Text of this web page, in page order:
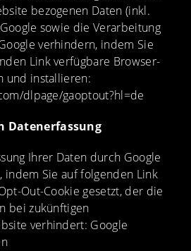
bezogenen Daten (inkl.
sowie die Verarbeitung
verhindern, indem Sie
Link verfügbare Browser-
und installieren:
dlpage/gaoptout?hl=de
Datenerfassung
Ihrer Daten durch Google
indem Sie auf folgenden Link
Out-Cookie gesetzt, der die
bei zukünftigen
verhindert: Google